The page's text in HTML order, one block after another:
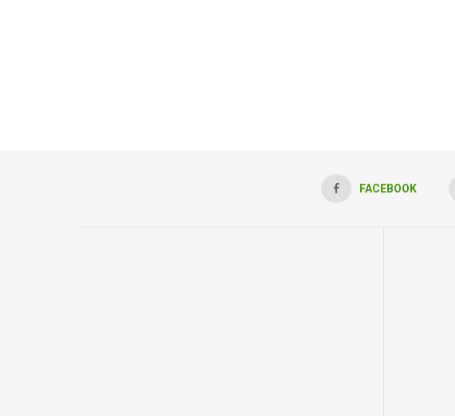
FACEBOOK